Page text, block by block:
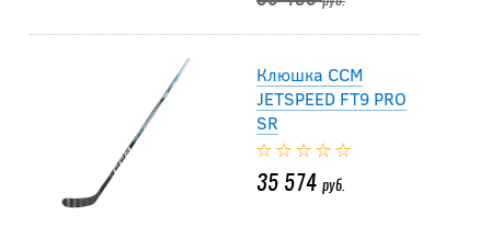
Клюшка CCM
JETSPEED FT9 PRO
SR
35 574 руб.